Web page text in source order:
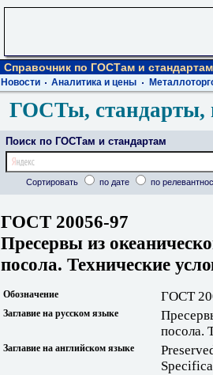
Справочник по ГОСТам и стандартам
Новости Аналитика и цены
ГОСТы, стандарты,
Поиск по ГОСТам и стандартам
Сортировать по дате по
ГОСТ 20056-97
Пресервы из
посола. Технические
Обозначение ГОСТ
Заглавие на русском языке
посола.
Заглавие на английском языке